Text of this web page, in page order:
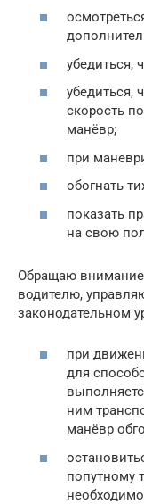
убедиться,
убедиться,
скорость
манёвр;
при
обогнать
показать
на свою
Обращаю внимание
водителю,
законодательном
при
для
ним
манёвр
попутному